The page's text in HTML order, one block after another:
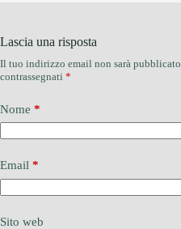
Lascia una risposta
Il tuo indirizzo email non sarà pubblicato.
contrassegnati *
Nome *
Email *
Sito web